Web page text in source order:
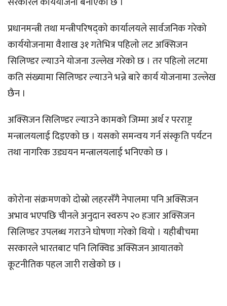
प्रधानमन्त्री तथा मन्त्रीपरिषद्को कार्यालयले सार्वजनिक गरेको
कार्ययोजनामा वैशाख ३१ गतेभित्र पहिलो लट अक्सिजन
सिलिण्डर ल्याउने योजना उल्लेख गरेको छ । तर पहिलो लटमा
कति संख्यामा सिलिण्डर ल्याउने भन्ने बारे कार्य योजनामा उल्लेख
छैन ।
अक्सिजन सिलिण्डर ल्याउने कामको जिम्मा अर्थ र परराष्ट्र
मन्त्रालयलाई दिइएको छ । यसको समन्वय गर्न संस्कृति पर्यटन
तथा नागरिक उड्ययन मन्त्रालयलाई भनिएको छ ।
कोरोना संक्रमणको दोस्रो लहरसँगै नेपालमा पनि अक्सिजन
अभाव भएपछि चीनले अनुदान स्वरुप २० हजार अक्सिजन
सिलिण्डर उपलब्ध गराउने घोषणा गरेको थियो । यहीबीचमा
सरकारले भारतबाट पनि लिक्विड अक्सिजन आयातको
कूटनीतिक पहल जारी राखेको छ ।